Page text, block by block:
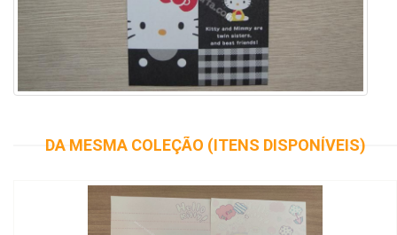
DA MESMA COLEÇÃO (ITENS DISPONÍVEIS)